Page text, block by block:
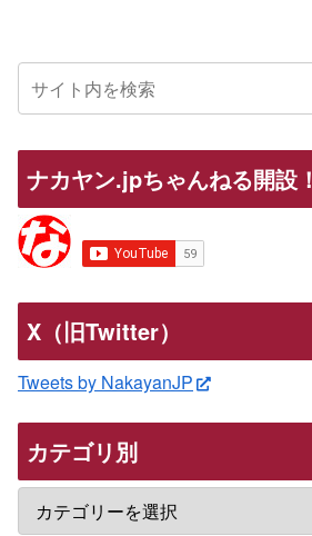
ナカヤン.jpちゃんねる開設！
X（旧Twitter）
Tweets by NakayanJP
カテゴリ別